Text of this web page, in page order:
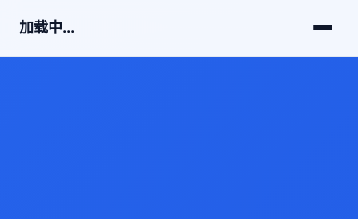
加载中...